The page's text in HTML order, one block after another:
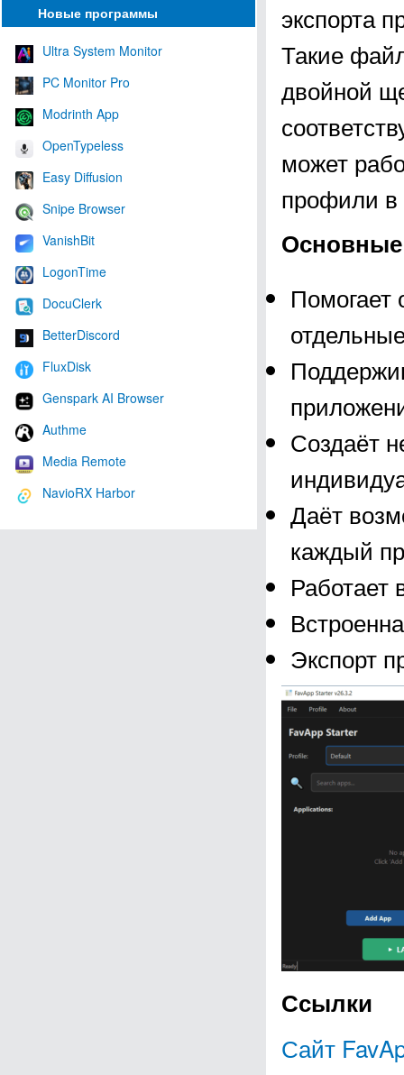
Новые программы
Ultra System Monitor
PC Monitor Pro
Modrinth App
OpenTypeless
Easy Diffusion
Snipe Browser
VanishBit
LogonTime
DocuClerk
BetterDiscord
FluxDisk
Genspark AI Browser
Authme
Media Remote
NavioRX Harbor
экспорта
Такие
двойной
может
профили в
Помогает
Создаёт
Даёт
каждый
Работает
Экспорт
Ссылки
Сайт